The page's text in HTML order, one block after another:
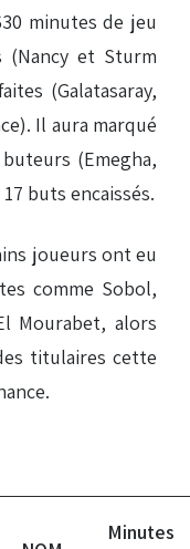
minutes de jeu
et Sturm
(Galatasaray,
Il aura marqué
(Emegha,
buts encaissés.
joueurs ont eu
comme Sobol,
Mourabet, alors
titulaires cette
Minutes